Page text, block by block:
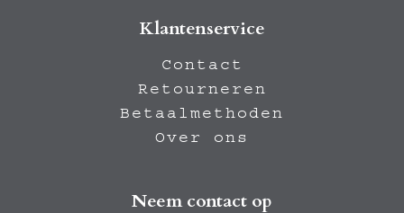
Klantenservice
Contact
Retourneren
Betaalmethoden
Over ons
Neem contact op